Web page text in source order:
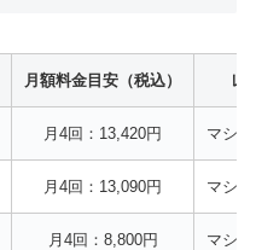
月額料金目安（税込） レ
月4回：13,420円 マシ
月4回：13,090円 マシ
月4回：8,800円 マシ